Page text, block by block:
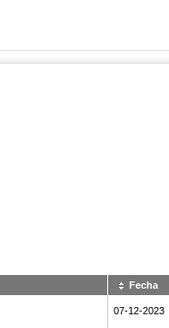
Fecha
NaN07-12-
07-12-2023